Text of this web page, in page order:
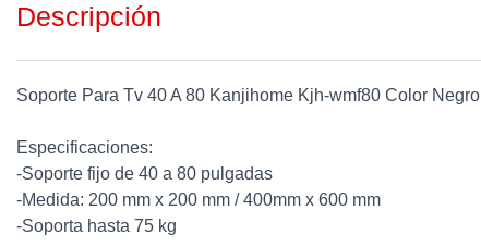
Descripción
Soporte Para Tv 40 A 80 Kanjihome Kjh-wmf80 Color Negro
Especificaciones:
-Soporte fijo de 40 a 80 pulgadas
-Medida: 200 mm x 200 mm / 400mm x 600 mm
-Soporta hasta 75 kg